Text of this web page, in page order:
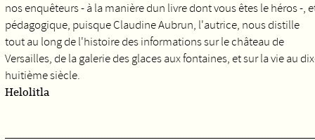
nos enquêteurs - à la manière dun livre dont vous êtes le héros -,
pédagogique, puisque Claudine Aubrun, l'autrice, nous distille
tout au long de l'histoire des informations sur le château de
Versailles, de la galerie des glaces aux fontaines, et sur la vie au
huitième siècle.
Helolitla